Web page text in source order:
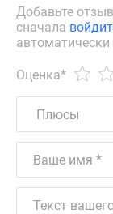
Добавьте
сначала
Оценка*